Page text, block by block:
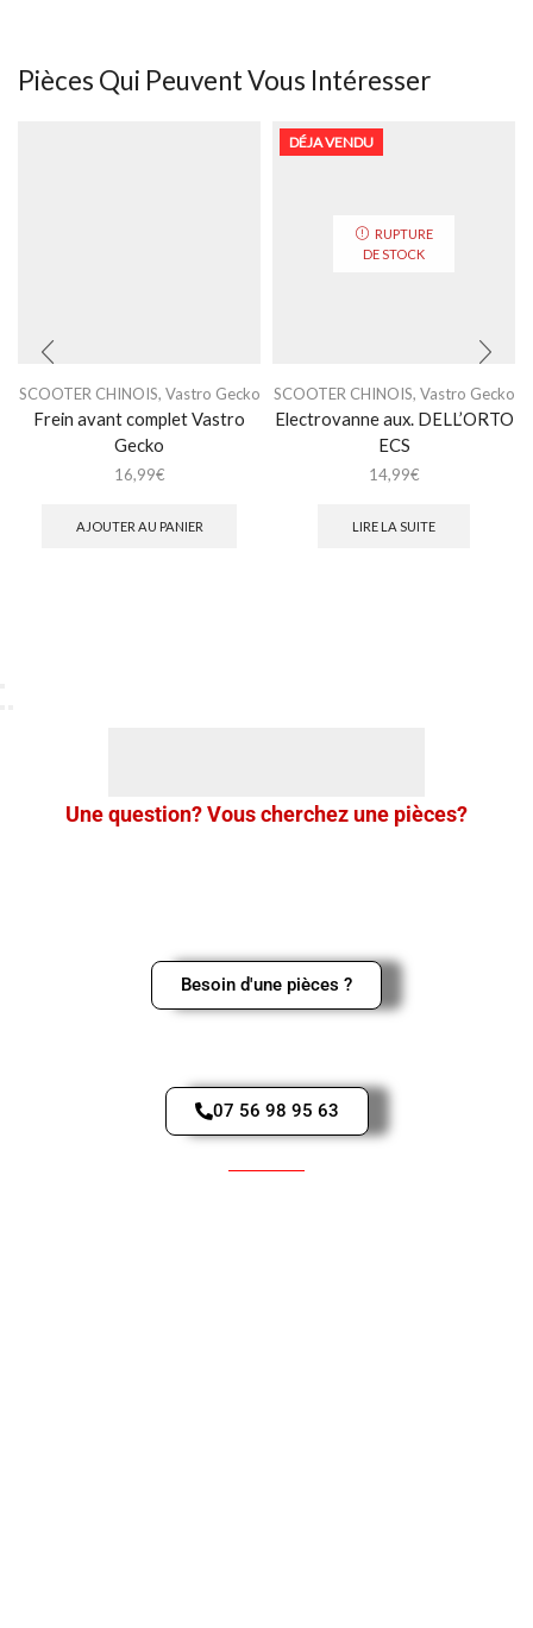
Pièces Qui Peuvent Vous Intéresser
SCOOTER CHINOIS, Vastro Gecko
Frein avant complet Vastro
Gecko
16,99€
AJOUTER AU PANIER
RUPTURE
DE STOCK
DÉJA VENDU
SCOOTER CHINOIS, Vastro Gecko
Electrovanne aux. DELL’ORTO
ECS
14,99€
LIRE LA SUITE
Une question? Vous cherchez une pièces?
Besoin d'une pièces ?
07 56 98 95 63